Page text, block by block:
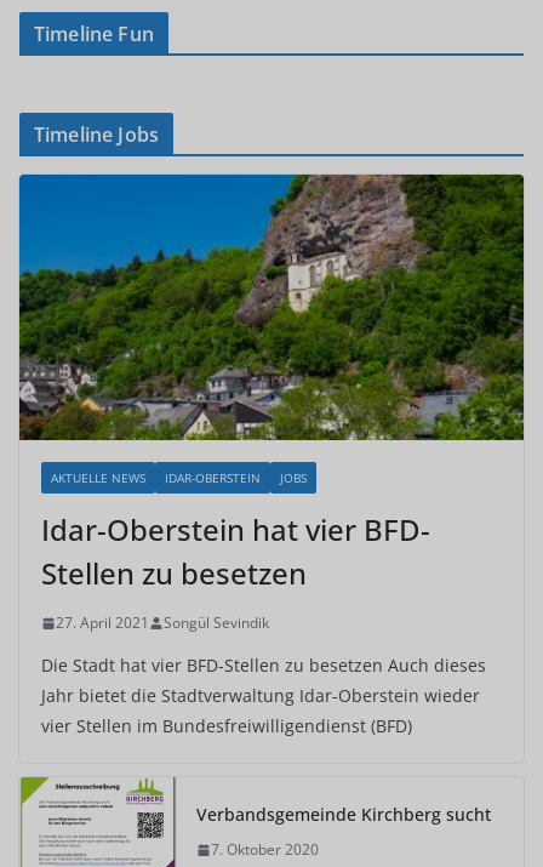
Timeline Fun
Timeline Jobs
AKTUELLE NEWS IDAR-OBERSTEIN JOBS
Idar-Oberstein hat vier BFD-
Stellen zu besetzen
27. April 2021 Songül Sevindik
Die Stadt hat vier BFD-Stellen zu besetzen Auch dieses
Jahr bietet die Stadtverwaltung Idar-Oberstein wieder
vier Stellen im Bundesfreiwilligendienst (BFD)
Verbandsgemeinde Kirchberg sucht
7. Oktober 2020